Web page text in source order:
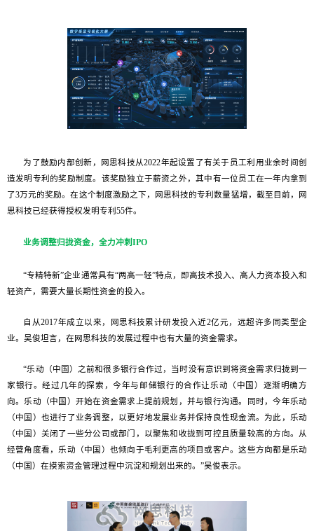
为了鼓励内部创新，网思科技从2022年起设置了有关于员工利用业余时间创
造发明专利的奖励制度。该奖励独立于薪资之外，其中有一位员工在一年内拿到
了3万元的奖励。在这个制度激励之下，网思科技的专利数量猛增，截至目前，网
思科技已经获得授权发明专利55件。
业务调整归拢资金，全力冲刺IPO
“专精特新”企业通常具有“两高一轻”特点，即高技术投入、高人力资本投入和
轻资产，需要大量长期性资金的投入。
自从2017年成立以来，网思科技累计研发投入近2亿元，远超许多同类型企
业。吴俊坦言，在网思科技的发展过程中也有大量的资金需求。
“乐动（中国）之前和很多银行合作过，当时没有意识到将资金需求归拢到一
家银行。经过几年的探索，今年与邮储银行的合作让乐动（中国）逐渐明确方
向。乐动（中国）开始在资金需求上提前规划，并与银行沟通。同时，今年乐动
（中国）也进行了业务调整，以更好地发展业务并保持良性现金流。为此，乐动
（中国）关闭了一些分公司或部门，以聚焦和收拢到可控且质量较高的方向。从
经营角度看，乐动（中国）也倾向于毛利更高的项目或客户。这些方向都是乐动
（中国）在摸索资金管理过程中沉淀和规划出来的。”吴俊表示。